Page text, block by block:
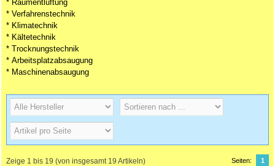
* Raumentlüftung
* Verfahrenstechnik
* Klimatechnik
* Kältetechnik
* Trocknungstechnik
* Arbeitsplatzabsaugung
* Maschinenabsaugung
Zeige 1 bis 19 (von insgesamt 19 Artikeln) Seiten: 1